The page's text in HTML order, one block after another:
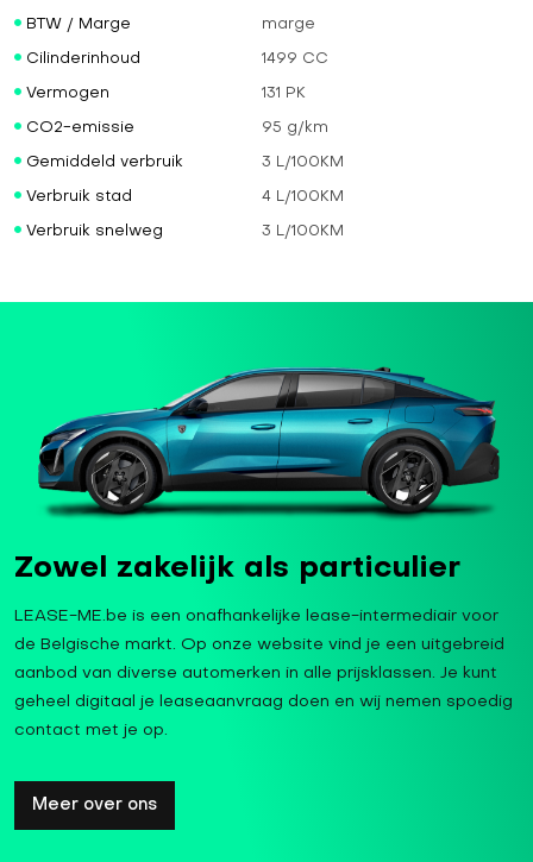
BTW / Marge marge
Cilinderinhoud 1499 CC
Vermogen 131 PK
CO2-emissie 95 g/km
Gemiddeld verbruik 3 L/100KM
Verbruik stad 4 L/100KM
Verbruik snelweg 3 L/100KM
Zowel zakelijk als particulier
LEASE-ME.be is een onafhankelijke lease-intermediair voor
de Belgische markt. Op onze website vind je een uitgebreid
aanbod van diverse automerken in alle prijsklassen. Je kunt
geheel digitaal je leaseaanvraag doen en wij nemen spoedig
contact met je op.
Meer over ons